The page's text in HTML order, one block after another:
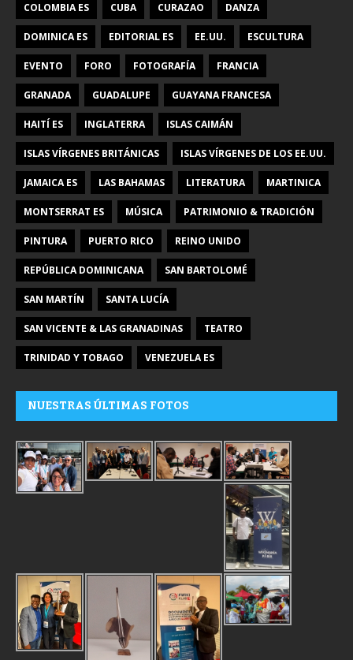
COLOMBIA ES CUBA CURAZAO DANZA
DOMINICA ES EDITORIAL ES EE.UU. ESCULTURA
EVENTO FORO FOTOGRAFÍA FRANCIA
GRANADA GUADALUPE GUAYANA FRANCESA
HAITÍ ES INGLATERRA ISLAS CAIMÁN
ISLAS VÍRGENES BRITÁNICAS ISLAS VÍRGENES DE LOS EE.UU.
JAMAICA ES LAS BAHAMAS LITERATURA MARTINICA
MONTSERRAT ES MÚSICA PATRIMONIO & TRADICIÓN
PINTURA PUERTO RICO REINO UNIDO
REPÚBLICA DOMINICANA SAN BARTOLOMÉ
SAN MARTÍN SANTA LUCÍA
SAN VICENTE & LAS GRANADINAS TEATRO
TRINIDAD Y TOBAGO VENEZUELA ES
NUESTRAS ÚLTIMAS FOTOS